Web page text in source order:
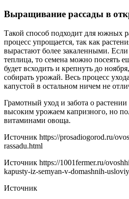
Выращивание рассады в
Такой способ подходит для южных
процесс упрощается, так как
вырастают более закаленными.
теплица, то семена можно посеять
будет всходить и крепнуть до
собирать урожай. Весь процесс
капустой в остальном ничем не
Грамотный уход и забота о растении
высоким урожаем капризного, но
витаминами овоща.
Источник https://prosadiogorod.ru/
rassadu.html
Источник https://1001fermer.ru/
kapusty-iz-semyan-v-domashnih-
Источник